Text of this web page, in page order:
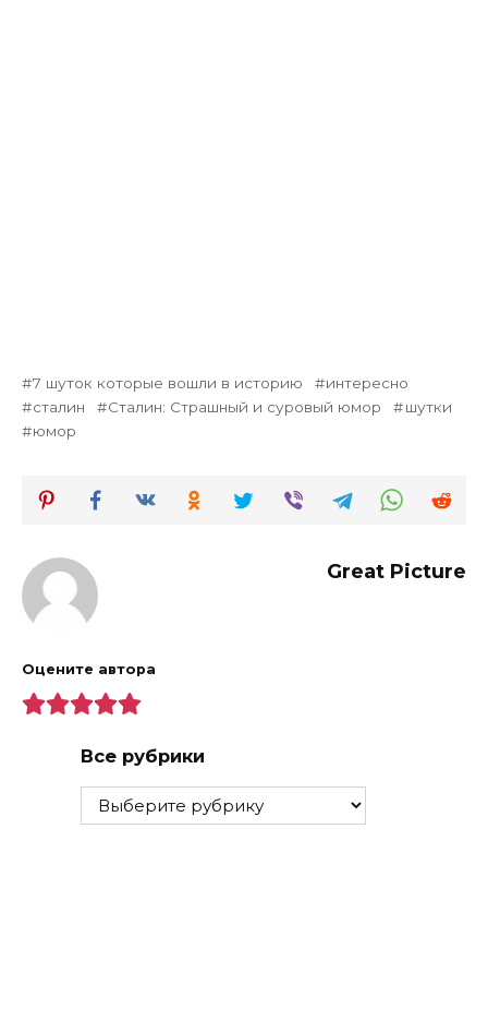
7 шуток которые вошли в историю
интересно
сталин
Сталин: Страшный и суровый юмор
шутки
юмор
Great Picture
Оцените автора
Все рубрики
Все
рубрики